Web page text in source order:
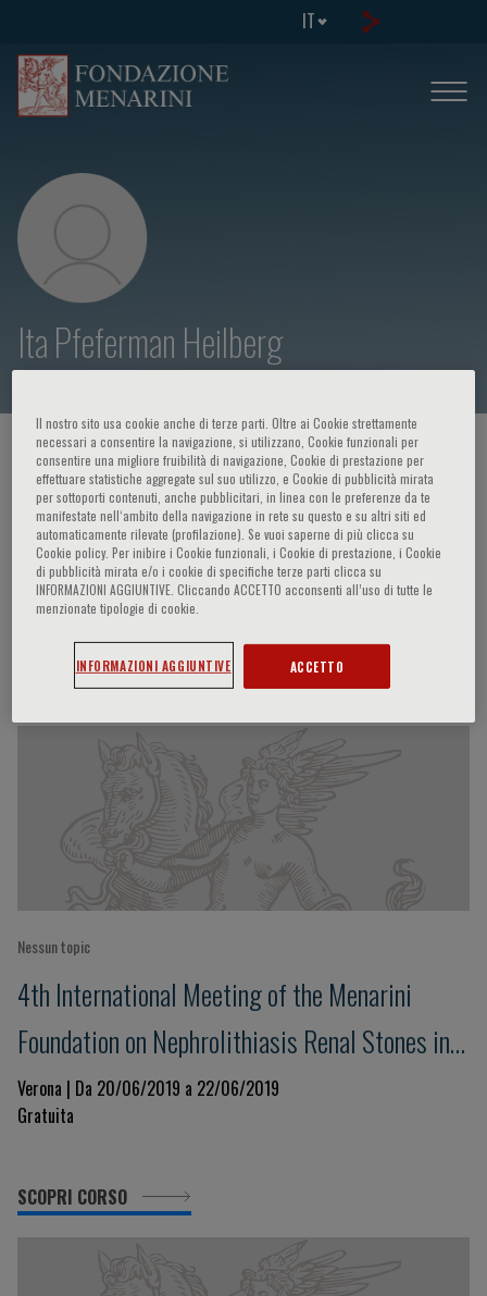
IT
Ita Pfeferman Heilberg
HOME PAGE / CORSI ED EVENTI / RELATORE
Ita Pfeferman Heilberg
Partecipazioni del relatore
Nessun topic
4th International Meeting of the Menarini
Foundation on Nephrolithiasis Renal Stones in
Practice: an advanced Course
Verona | Da 20/06/2019 a 22/06/2019
Gratuita
SCOPRI CORSO
Il nostro sito usa cookie anche di terze parti. Oltre ai Cookie strettamente
necessari a consentire la navigazione, si utilizzano, Cookie funzionali per
consentire una migliore fruibilità di navigazione, Cookie di prestazione per
effettuare statistiche aggregate sul suo utilizzo, e Cookie di pubblicità mirata
per sottoporti contenuti, anche pubblicitari, in linea con le preferenze da te
manifestate nell‘ambito della navigazione in rete su questo e su altri siti ed
automaticamente rilevate (profilazione). Se vuoi saperne di più clicca su
Cookie policy. Per inibire i Cookie funzionali, i Cookie di prestazione, i Cookie
di pubblicità mirata e/o i cookie di specifiche terze parti clicca su
INFORMAZIONI AGGIUNTIVE. Cliccando ACCETTO acconsenti all’uso di tutte le
menzionate tipologie di cookie.
INFORMAZIONI AGGIUNTIVE ACCETTO